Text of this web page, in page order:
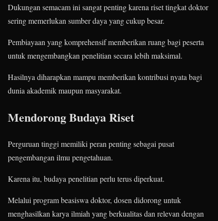
Dukungan semacam ini sangat penting karena riset tingkat doktor
sering memerlukan sumber daya yang cukup besar.
Pembiayaan yang komprehensif memberikan ruang bagi peserta
untuk mengembangkan penelitian secara lebih maksimal.
Hasilnya diharapkan mampu memberikan kontribusi nyata bagi
dunia akademik maupun masyarakat.
Mendorong Budaya Riset
Perguruan tinggi memiliki peran penting sebagai pusat
pengembangan ilmu pengetahuan.
Karena itu, budaya penelitian perlu terus diperkuat.
Melalui program beasiswa doktor, dosen didorong untuk
menghasilkan karya ilmiah yang berkualitas dan relevan dengan